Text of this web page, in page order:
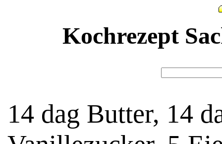
Kochrezept
14 dag Butter, 14